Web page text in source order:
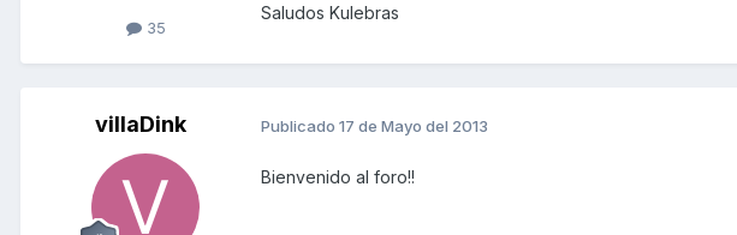
35
Saludos Kulebras
villaDink Publicado 17 de Mayo del 2013
Bienvenido al foro!!